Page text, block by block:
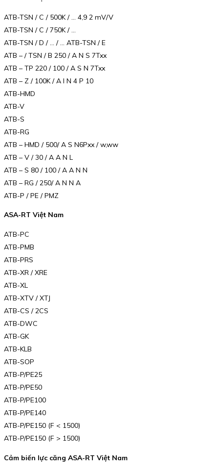
ATB-TSN / C / 500K / … 4,9 2 mV/V
ATB-TSN / C / 750K / …
ATB-TSN / D / … / … ATB-TSN / E
ATB – / TSN / B 250 / A N S 7Txx
ATB – TP 220 / 100 / A S N 7Txx
ATB – Z / 100K / A I N 4 P 10
ATB-HMD
ATB-V
ATB-S
ATB-RG
ATB – HMD / 500/ A S N6Pxx / w,ww
ATB – V / 30 / A A N L
ATB – S 80 / 100 / A A N N
ATB – RG / 250/ A N N A
ATB-P / PE / PMZ
ASA-RT Việt Nam
ATB-PC
ATB-PMB
ATB-PRS
ATB-XR / XRE
ATB-XL
ATB-XTV / XTJ
ATB-CS / 2CS
ATB-DWC
ATB-GK
ATB-KLB
ATB-SOP
ATB-P/PE25
ATB-P/PE50
ATB-P/PE100
ATB-P/PE140
ATB-P/PE150 (F < 1500)
ATB-P/PE150 (F > 1500)
Cảm biến lực căng ASA-RT Việt Nam